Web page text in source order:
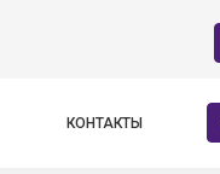
КОНТАКТЫ